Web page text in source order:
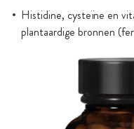
Histidine, cysteïne en
plantaardige bronnen